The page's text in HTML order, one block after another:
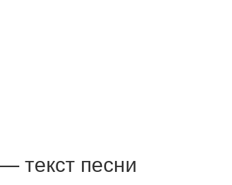
текст песни